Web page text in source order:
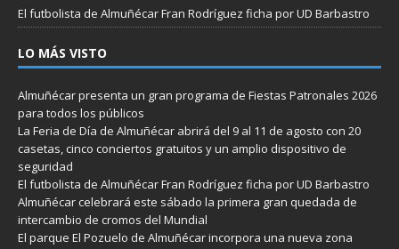
El futbolista de Almuñécar Fran Rodríguez ficha por UD Barbastro
LO MÁS VISTO
Almuñécar presenta un gran programa de Fiestas Patronales 2026
para todos los públicos
La Feria de Día de Almuñécar abrirá del 9 al 11 de agosto con 20
casetas, cinco conciertos gratuitos y un amplio dispositivo de
seguridad
El futbolista de Almuñécar Fran Rodríguez ficha por UD Barbastro
Almuñécar celebrará este sábado la primera gran quedada de
intercambio de cromos del Mundial
El parque El Pozuelo de Almuñécar incorpora una nueva zona